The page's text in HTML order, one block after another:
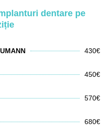
dentare pe
430€
450€
570€
680€